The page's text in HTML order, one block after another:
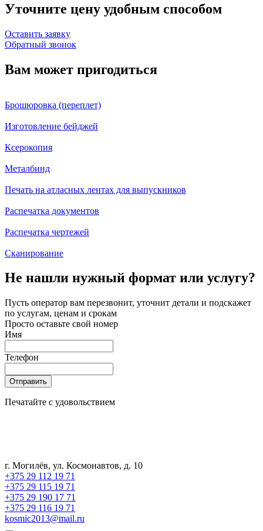
Уточните цену удобным способом
Оставить заявку
Обратный звонок
Вам может пригодиться
Брошюровка (переплет)
Изготовление бейджей
Ксерокопия
Металбинд
Печать на атласных лентах для выпускников
Распечатка документов
Распечатка чертежей
Сканирование
Не нашли нужный формат или услугу?
Пусть оператор вам перезвонит, уточнит детали и подскажет
по услугам, ценам и срокам
Просто оставьте свой номер
Имя
Телефон
Отправить
Печатайте с удовольствием
г. Могилёв, ул. Космонавтов, д. 10
+375 29 112 19 71
+375 29 115 19 71
+375 29 190 17 71
+375 29 116 19 71
kosmic2013@mail.ru